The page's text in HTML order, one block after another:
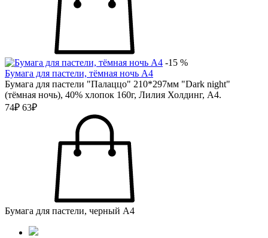
-15 %
Бумага для пастели, тёмная ночь А4
Бумага для пастели "Палаццо" 210*297мм "Dark night"
(тёмная ночь), 40% хлопок 160г, Лилия Холдинг, А4.
74₽ 63₽
Бумага для пастели, черный А4